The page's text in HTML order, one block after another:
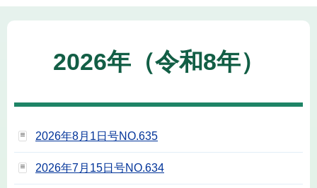
先
頭
2026年（令和8年）
2026年8月1日号NO.635
2026年7月15日号NO.634